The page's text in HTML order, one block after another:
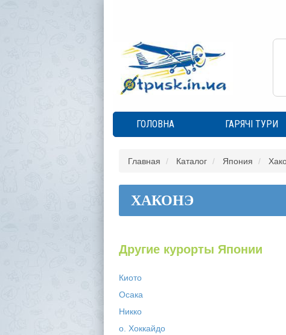
ГОЛОВНА ГАРЯЧІ ТУРИ
Главная Каталог Япония
ХАКОНЭ
Другие курорты Японии
Киото
Осака
Никко
о. Хоккайдо